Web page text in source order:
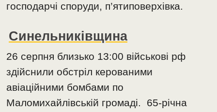
господарчі споруди, п’ятиповерхівка.
Синельниківщина
26 серпня близько 13:00 військові рф
здійснили обстріл керованими
авіаційними бомбами по
Маломихайлівській громаді. 65-річна